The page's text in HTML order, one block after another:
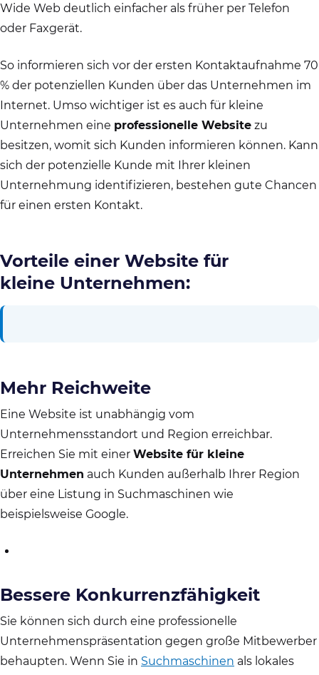
Wide Web deutlich einfacher als früher per Telefon
oder Faxgerät.
So informieren sich vor der ersten Kontaktaufnahme 70
% der potenziellen Kunden über das Unternehmen im
Internet. Umso wichtiger ist es auch für kleine
Unternehmen eine professionelle Website zu
besitzen, womit sich Kunden informieren können. Kann
sich der potenzielle Kunde mit Ihrer kleinen
Unternehmung identifizieren, bestehen gute Chancen
für einen ersten Kontakt.
Vorteile einer Website für
kleine Unternehmen:
Mehr Reichweite
Eine Website ist unabhängig vom
Unternehmensstandort und Region erreichbar.
Erreichen Sie mit einer Website für kleine
Unternehmen auch Kunden außerhalb Ihrer Region
über eine Listung in Suchmaschinen wie
beispielsweise Google.
Bessere Konkurrenzfähigkeit
Sie können sich durch eine professionelle
Unternehmenspräsentation gegen große Mitbewerber
behaupten. Wenn Sie in Suchmaschinen als lokales